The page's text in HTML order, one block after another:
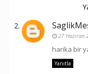
27 Haziran
harika bir
Yanıtla